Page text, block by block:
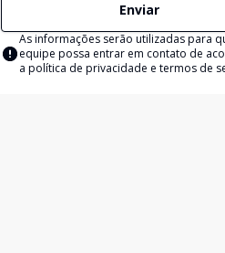
Enviar
As informações serão utilizadas para
equipe possa entrar em contato de
a política de privacidade e termos de